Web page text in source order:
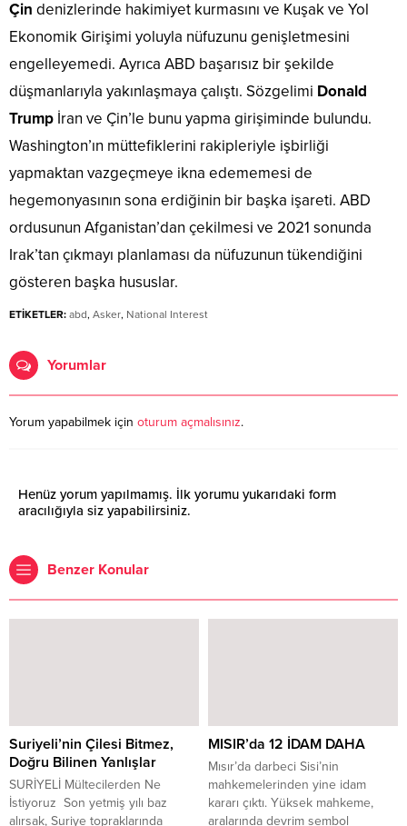
Çin denizlerinde hakimiyet kurmasını ve Kuşak ve Yol
Ekonomik Girişimi yoluyla nüfuzunu genişletmesini
engelleyemedi. Ayrıca ABD başarısız bir şekilde
düşmanlarıyla yakınlaşmaya çalıştı. Sözgelimi Donald
Trump İran ve Çin’le bunu yapma girişiminde bulundu.
Washington’ın müttefiklerini rakipleriyle işbirliği
yapmaktan vazgeçmeye ikna edememesi de
hegemonyasının sona erdiğinin bir başka işareti. ABD
ordusunun Afganistan’dan çekilmesi ve 2021 sonunda
Irak’tan çıkmayı planlaması da nüfuzunun tükendiğini
gösteren başka hususlar.
ETİKETLER: abd, Asker, National Interest
Yorumlar
Yorum yapabilmek için oturum açmalısınız.
Henüz yorum yapılmamış. İlk yorumu yukarıdaki form
aracılığıyla siz yapabilirsiniz.
Benzer Konular
Suriyeli’nin Çilesi Bitmez,
Doğru Bilinen Yanlışlar
SURİYELİ Mültecilerden Ne
İstiyoruz Son yetmiş yılı baz
alırsak, Suriye topraklarında
MISIR’da 12 İDAM DAHA
Mısır’da darbeci Sisi’nin
mahkemelerinden yine idam
kararı çıktı. Yüksek mahkeme,
aralarında devrim sembol